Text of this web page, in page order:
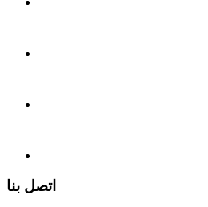
اتصل بنا